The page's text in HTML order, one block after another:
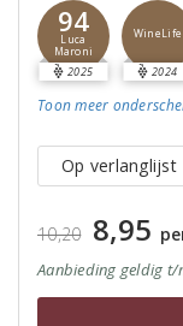
94
Luca
Maroni
2025
WineLife
2024
Toon meer
Op verlanglijst
10,20 8,95
Aanbieding geldig t/